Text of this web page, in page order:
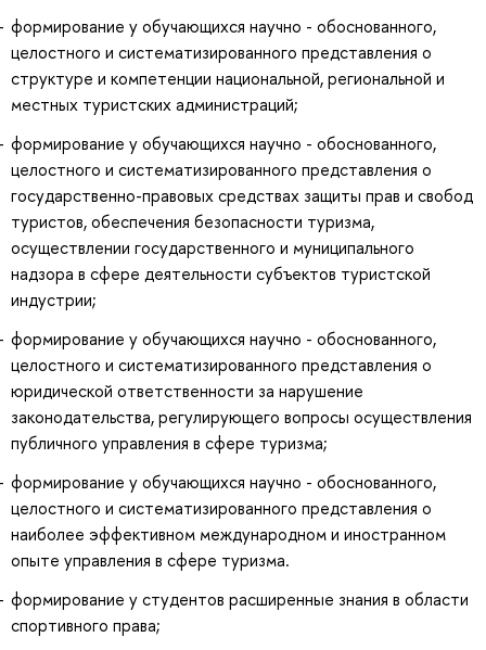
формирование у обучающихся научно - обоснованного,
целостного и систематизированного представления о
структуре и компетенции национальной, региональной и
местных туристских администраций;
формирование у обучающихся научно - обоснованного,
целостного и систематизированного представления о
государственно-правовых средствах защиты прав и свобод
туристов, обеспечения безопасности туризма,
осуществлении государственного и муниципального
надзора в сфере деятельности субъектов туристской
индустрии;
формирование у обучающихся научно - обоснованного,
целостного и систематизированного представления о
юридической ответственности за нарушение
законодательства, регулирующего вопросы осуществления
публичного управления в сфере туризма;
формирование у обучающихся научно - обоснованного,
целостного и систематизированного представления о
наиболее эффективном международном и иностранном
опыте управления в сфере туризма.
формирование у студентов расширенные знания в области
спортивного права;